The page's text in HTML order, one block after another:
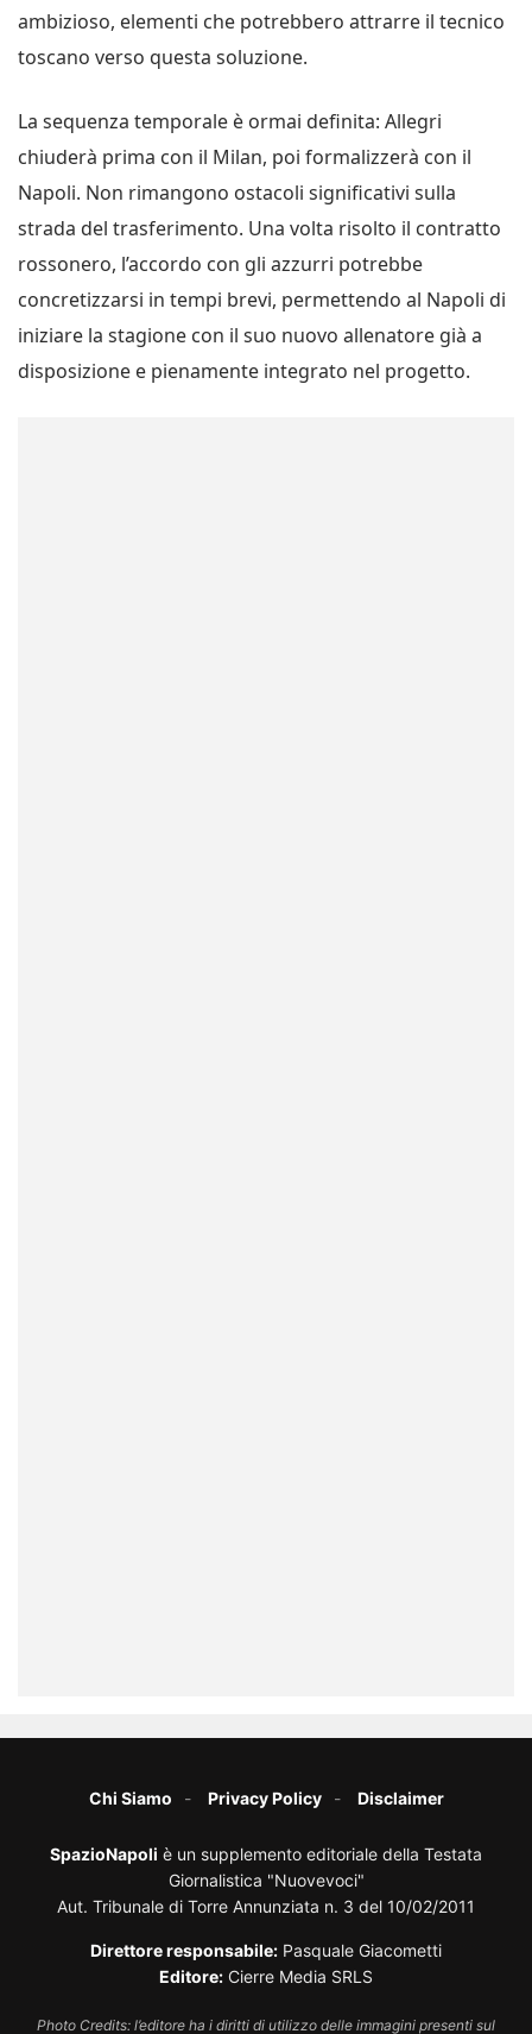
ambizioso, elementi che potrebbero attrarre il tecnico
toscano verso questa soluzione.
La sequenza temporale è ormai definita: Allegri
chiuderà prima con il Milan, poi formalizzerà con il
Napoli. Non rimangono ostacoli significativi sulla
strada del trasferimento. Una volta risolto il contratto
rossonero, l’accordo con gli azzurri potrebbe
concretizzarsi in tempi brevi, permettendo al Napoli di
iniziare la stagione con il suo nuovo allenatore già a
disposizione e pienamente integrato nel progetto.
Chi Siamo Privacy Policy Disclaimer
SpazioNapoli è un supplemento editoriale della Testata
Giornalistica "Nuovevoci"
Aut. Tribunale di Torre Annunziata n. 3 del 10/02/2011
Direttore responsabile: Pasquale Giacometti
Editore: Cierre Media SRLS
Photo Credits: l’editore ha i diritti di utilizzo delle immagini presenti sul